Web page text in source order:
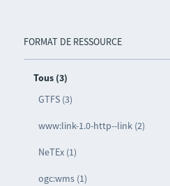
FORMAT DE RESSOURCE
Tous (3)
GTFS (3)
www:link-1.0-http--link (2)
NeTEx (1)
ogc:wms (1)